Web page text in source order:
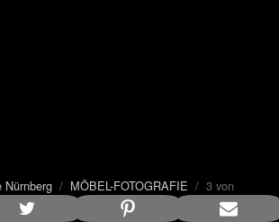
Nürnberg / MÖBEL-FOTOGRAFIE / 3 von
35Bildunterschrift anzeigen